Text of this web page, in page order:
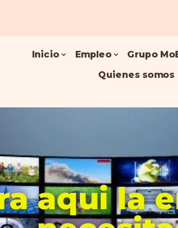
Inicio Empleo Grupo
Quienes somos
aqui la